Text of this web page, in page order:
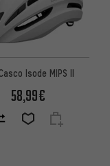
Isode MIPS II
58,99€